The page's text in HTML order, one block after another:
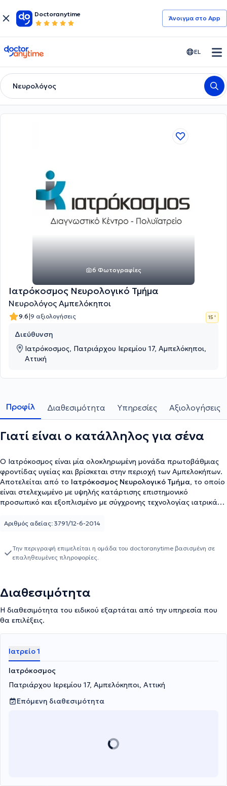
Doctoranytime
Άνοιγμα στο App
doctoranytime EL
Νευρολόγος
6 Φωτογραφίες
Ιατρόκοσμος Νευρολογικό Τμήμα
Νευρολόγος Αμπελόκηποι
9.6|9 αξιολογήσεις 15 '
Διεύθυνση
Ιατρόκοσμος, Πατριάρχου Ιερεμίου 17, Αμπελόκηποι,
Αττική
Προφίλ Διαθεσιμότητα Υπηρεσίες Αξιολογήσεις
Γιατί είναι ο κατάλληλος για σένα
Ο Ιατρόκοσμος είναι μία ολοκληρωμένη μονάδα πρωτοβάθμιας
φροντίδας υγείας και βρίσκεται στην περιοχή των Αμπελοκήπων.
Αποτελείται από το Ιατρόκοσμος Νευρολογικό Τμήμα, το οποίο
είναι στελεχωμένο με υψηλής κατάρτισης επιστημονικό
προσωπικό και εξοπλισμένο με σύγχρονης τεχνολογίας ιατρικά
λύση που ο κάθε ασθενής θα επιθυμούσε, δηλαδή διάγνωση έως
ανάγκες υγείας κάθε οικογένειας, κάθε ασφαλισμένου ή
ανασφάλιστου οποιασδήποτε ηλικίας. Στη φιλοσοφία τους
πάντα την ασφάλεια του ασθενή, αναλάβουν την ευθύνη για την
μέχρι και τη θεραπεία.
Αριθμός αδείας: 3791/12-6-2014
Την περιγραφή επιμελείται η ομάδα του doctoranytime βασισμένη σε
επαληθευμένες πληροφορίες.
Διαθεσιμότητα
Η διαθεσιμότητα του ειδικού εξαρτάται από την υπηρεσία που
θα επιλέξεις.
Ιατρείο 1
Ιατρόκοσμος
Πατριάρχου Ιερεμίου 17, Αμπελόκηποι, Αττική
Επόμενη διαθεσιμότητα